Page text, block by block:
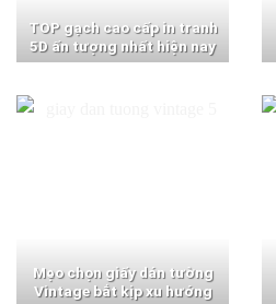
TOP gạch cao cấp in tranh
5D ấn tượng nhất hiện nay
Mẹo chọn giấy dán tường
Vintage bắt kịp xu hướng